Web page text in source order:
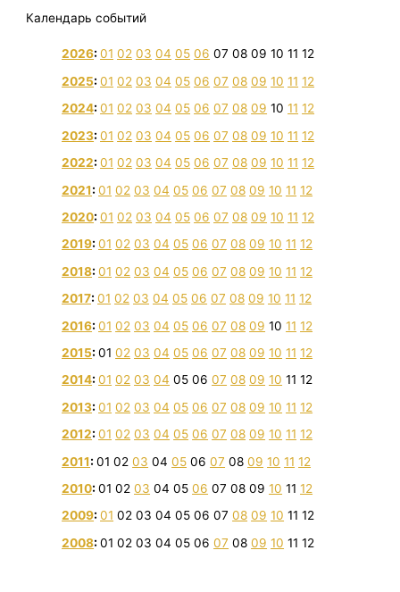
Календарь событий
2026:01 02 03 04 05 06 07 08 09 10 11 12
2025:01 02 03 04 05 06 07 08 09 10 11 12
2024:01 02 03 04 05 06 07 08 09 10 11 12
2023:01 02 03 04 05 06 07 08 09 10 11 12
2022:01 02 03 04 05 06 07 08 09 10 11 12
2021:01 02 03 04 05 06 07 08 09 10 11 12
2020:01 02 03 04 05 06 07 08 09 10 11 12
2019:01 02 03 04 05 06 07 08 09 10 11 12
2018:01 02 03 04 05 06 07 08 09 10 11 12
2017:01 02 03 04 05 06 07 08 09 10 11 12
2016:01 02 03 04 05 06 07 08 09 10 11 12
2015:01 02 03 04 05 06 07 08 09 10 11 12
2014:01 02 03 04 05 06 07 08 09 10 11 12
2013:01 02 03 04 05 06 07 08 09 10 11 12
2012:01 02 03 04 05 06 07 08 09 10 11 12
2011:01 02 03 04 05 06 07 08 09 10 11 12
2010:01 02 03 04 05 06 07 08 09 10 11 12
2009:01 02 03 04 05 06 07 08 09 10 11 12
2008:01 02 03 04 05 06 07 08 09 10 11 12